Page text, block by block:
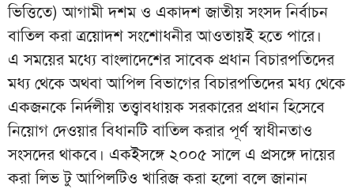
ভিত্তিতে) আগামী দশম ও একাদশ জাতীয় সংসদ নির্বাচন
বাতিল করা ত্রয়োদশ সংশোধনীর আওতায়ই হতে পারে।
এ সময়ের মধ্যে বাংলাদেশের সাবেক প্রধান বিচারপতিদের
মধ্য থেকে অথবা আপিল বিভাগের বিচারপতিদের মধ্য থেকে
একজনকে নির্দলীয় তত্ত্বাবধায়ক সরকারের প্রধান হিসেবে
নিয়োগ দেওয়ার বিধানটি বাতিল করার পূর্ণ স্বাধীনতাও
সংসদের থাকবে। একইসঙ্গে ২০০৫ সালে এ প্রসঙ্গে দায়ের
করা লিভ টু আপিলটিও খারিজ করা হলো বলে জানান